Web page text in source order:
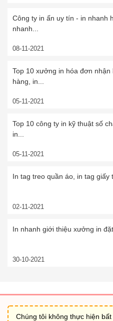
Công ty in ấn uy tín - in nhanh
nhanh...
08-11-2021
Top 10 xưởng in hóa đơn nhận
hàng, in...
05-11-2021
Top 10 công ty in kỹ thuật số
in...
05-11-2021
In tag treo quần áo, in tag giấy
02-11-2021
In nhanh giới thiệu xưởng in đặt
30-10-2021
Chúng tôi không thực hiện